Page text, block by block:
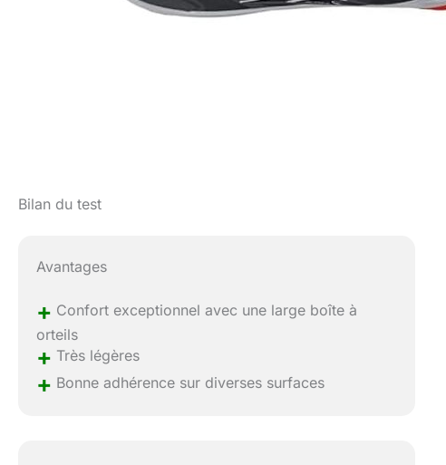
Bilan du test
Avantages
+ Confort exceptionnel avec une large boîte à
orteils
+ Très légères
+ Bonne adhérence sur diverses surfaces